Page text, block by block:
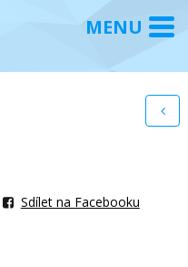
Sdílet na Facebooku